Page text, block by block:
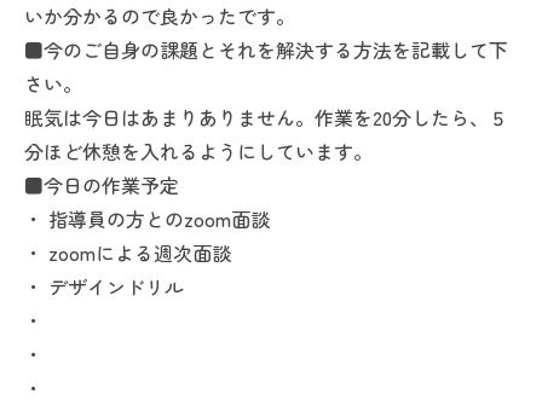
いか分かるので良かったです。
■今のご自身の課題とそれを解決する方法を記載して下
さい。
眠気は今日はあまりありません。作業を20分したら、５
分ほど休憩を入れるようにしています。
■今日の作業予定
・ 指導員の方とのzoom面談
・ zoomによる週次面談
・ デザインドリル
・
・
・